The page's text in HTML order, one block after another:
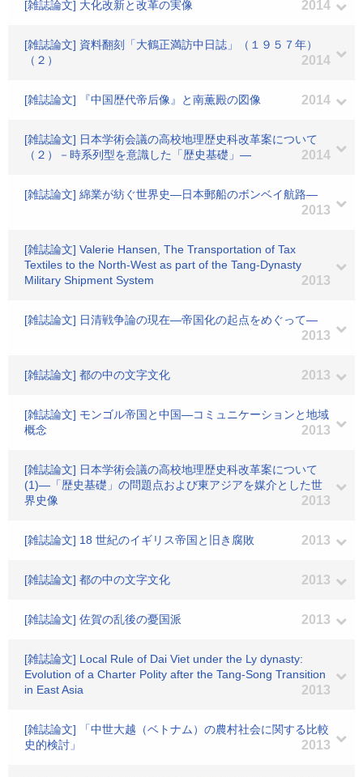
[雑誌論文] 大化改新と改革の実像 2014
[雑誌論文] 資料翻刻「大鶴正満訪中日誌」（１９５７年）
（２）
2014
[雑誌論文] 『中国歴代帝后像』と南薫殿の図像 2014
[雑誌論文] 日本学術会議の高校地理歴史科改革案について
（２）－時系列型を意識した「歴史基礎」―
2014
[雑誌論文] 綿業が紡ぐ世界史―日本郵船のボンベイ航路―
2013
[雑誌論文] Valerie Hansen, The Transportation of Tax
Textiles to the North-West as part of the Tang-Dynasty
Military Shipment System
2013
[雑誌論文] 日清戦争論の現在―帝国化の起点をめぐって―
2013
[雑誌論文] 都の中の文字文化 2013
[雑誌論文] モンゴル帝国と中国―コミュニケーションと地域
概念
2013
[雑誌論文] 日本学術会議の高校地理歴史科改革案について
(1)―「歴史基礎」の問題点および東アジアを媒介とした世
界史像
2013
[雑誌論文] 18 世紀のイギリス帝国と旧き腐敗 2013
[雑誌論文] 都の中の文字文化 2013
[雑誌論文] 佐賀の乱後の憂国派 2013
[雑誌論文] Local Rule of Dai Viet under the Ly dynasty:
Evolution of a Charter Polity after the Tang-Song Transition
in East Asia
2013
[雑誌論文] 「中世大越（ベトナム）の農村社会に関する比較
史的検討」
2013